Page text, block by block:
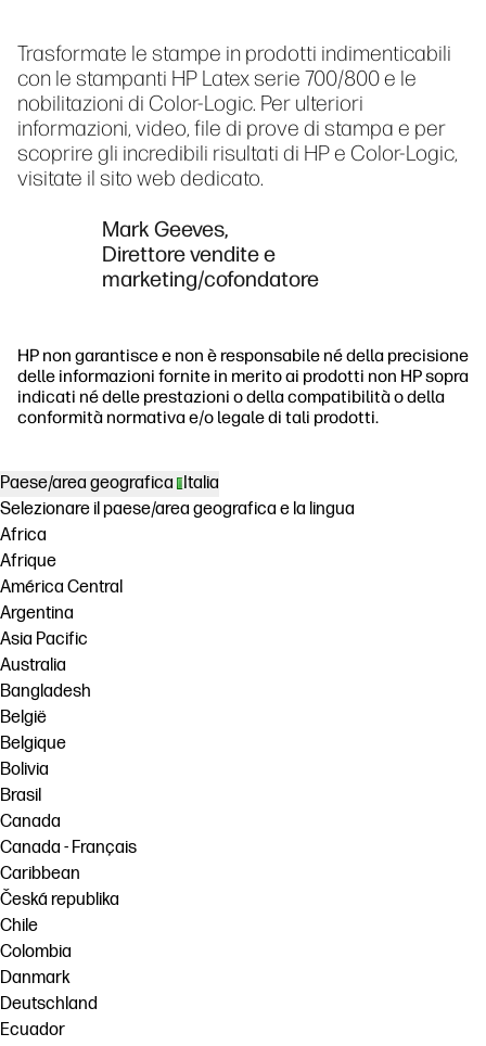
Trasformate le stampe in prodotti indimenticabili
con le stampanti HP Latex serie 700/800 e le
nobilitazioni di Color-Logic. Per ulteriori
informazioni, video, file di prove di stampa e per
scoprire gli incredibili risultati di HP e Color-Logic,
visitate il sito web dedicato.
Mark Geeves,
Direttore vendite e
marketing/cofondatore
HP non garantisce e non è responsabile né della precisione
delle informazioni fornite in merito ai prodotti non HP sopra
indicati né delle prestazioni o della compatibilità o della
conformità normativa e/o legale di tali prodotti.
Paese/area geografica Italia
Selezionare il paese/area geografica e la lingua
Africa
Afrique
América Central
Argentina
Asia Pacific
Australia
Bangladesh
België
Belgique
Bolivia
Brasil
Canada
Canada - Français
Caribbean
Česká republika
Chile
Colombia
Danmark
Deutschland
Ecuador